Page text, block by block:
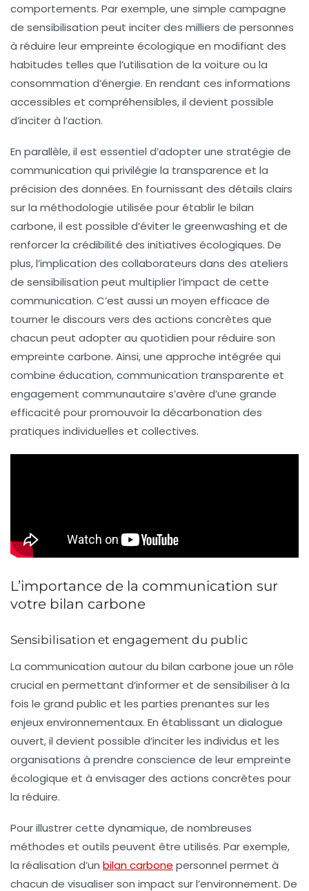
comportements. Par exemple, une simple campagne
de sensibilisation peut inciter des milliers de personnes
à réduire leur empreinte écologique en modifiant des
habitudes telles que l’utilisation de la voiture ou la
consommation d’énergie. En rendant ces informations
accessibles et compréhensibles, il devient possible
d’inciter à l’action.
En parallèle, il est essentiel d’adopter une stratégie de
communication qui privilégie la transparence et la
précision des données. En fournissant des détails clairs
sur la méthodologie utilisée pour établir le bilan
carbone, il est possible d’éviter le greenwashing et de
renforcer la crédibilité des initiatives écologiques. De
plus, l’implication des collaborateurs dans des ateliers
de sensibilisation peut multiplier l’impact de cette
communication. C’est aussi un moyen efficace de
tourner le discours vers des actions concrètes que
chacun peut adopter au quotidien pour réduire son
empreinte carbone. Ainsi, une approche intégrée qui
combine éducation, communication transparente et
engagement communautaire s’avère d’une grande
efficacité pour promouvoir la décarbonation des
pratiques individuelles et collectives.
L’importance de la communication sur
votre bilan carbone
Sensibilisation et engagement du public
La communication autour du bilan carbone joue un rôle
crucial en permettant d’informer et de sensibiliser à la
fois le grand public et les parties prenantes sur les
enjeux environnementaux. En établissant un dialogue
ouvert, il devient possible d’inciter les individus et les
organisations à prendre conscience de leur empreinte
écologique et à envisager des actions concrètes pour
la réduire.
Pour illustrer cette dynamique, de nombreuses
méthodes et outils peuvent être utilisés. Par exemple,
la réalisation d’un bilan carbone personnel permet à
chacun de visualiser son impact sur l’environnement. De